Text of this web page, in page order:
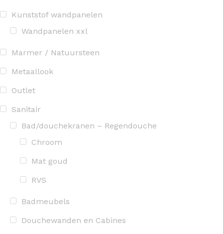
Kunststof wandpanelen
Wandpanelen xxl
Marmer / Natuursteen
Metaallook
Outlet
Sanitair
Bad/douchekranen – Regendouche
Chroom
Mat goud
RVS
Badmeubels
Douchewanden en Cabines